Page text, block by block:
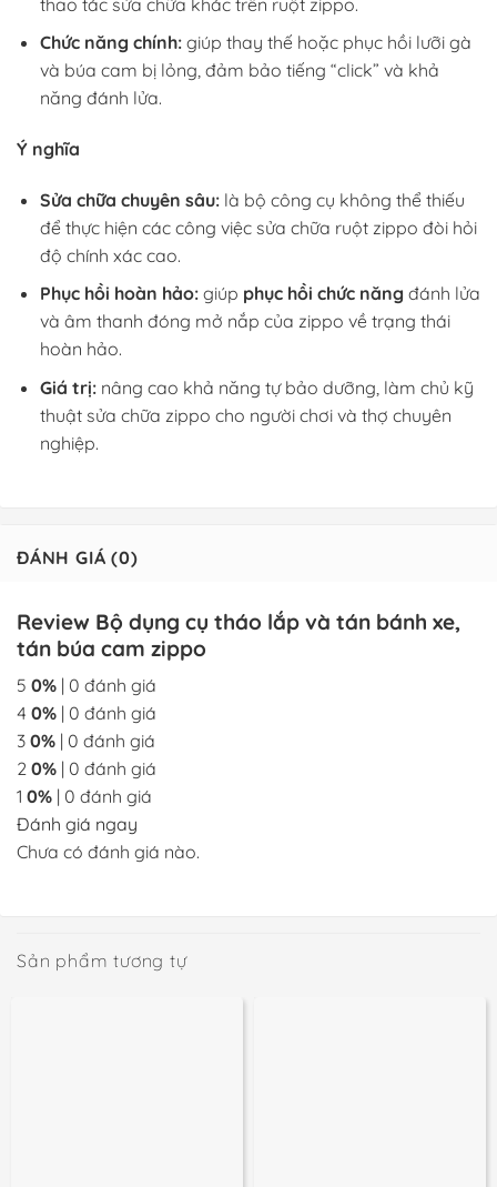
Chức năng chính:giúp thay thế hoặc phục hồi lưỡi gà
và búa cam bị lỏng, đảm bảo tiếng “click” và khả
năng đánh lửa.
Ý nghĩa
Sửa chữa chuyên sâu:là bộ công cụ không thể thiếu
để thực hiện các công việc sửa chữa ruột zippo đòi hỏi
độ chính xác cao.
Phục hồi hoàn hảo:giúp phục hồi chức năng đánh lửa
và âm thanh đóng mở nắp của zippo về trạng thái
hoàn hảo.
Giá trị:nâng cao khả năng tự bảo dưỡng, làm chủ kỹ
thuật sửa chữa zippo cho người chơi và thợ chuyên
nghiệp.
ĐÁNH GIÁ (0)
Review Bộ dụng cụ tháo lắp và tán bánh xe,
tán búa cam zippo
5 0% | 0 đánh giá
4 0% | 0 đánh giá
3 0% | 0 đánh giá
2 0% | 0 đánh giá
1 0% | 0 đánh giá
Đánh giá ngay
Chưa có đánh giá nào.
Sản phẩm tương tự